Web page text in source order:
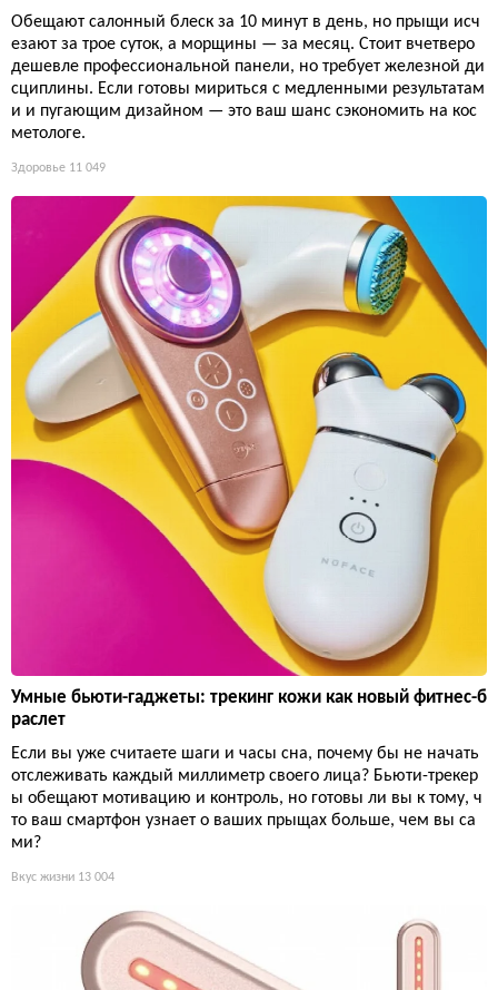
Обещают салонный блеск за 10 минут в день, но прыщи исч
езают за трое суток, а морщины — за месяц. Стоит вчетверо
дешевле профессиональной панели, но требует железной ди
сциплины. Если готовы мириться с медленными результатам
и и пугающим дизайном — это ваш шанс сэкономить на кос
метологе.
Здоровье 11 049
Умные бьюти-гаджеты: трекинг кожи как новый фитнес-б
раслет
Если вы уже считаете шаги и часы сна, почему бы не начать
отслеживать каждый миллиметр своего лица? Бьюти-трекер
ы обещают мотивацию и контроль, но готовы ли вы к тому, ч
то ваш смартфон узнает о ваших прыщах больше, чем вы са
ми?
Вкус жизни 13 004